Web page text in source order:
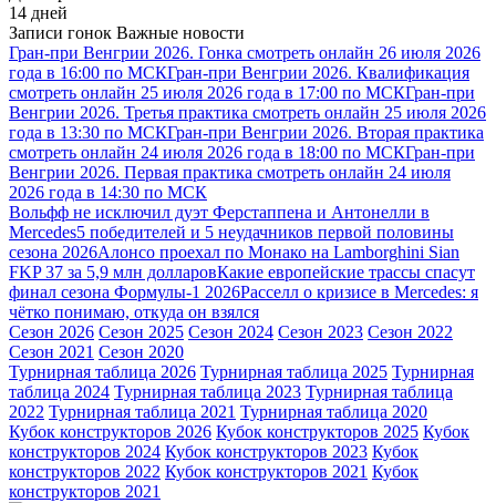
14 дней
Записи гонок Важные новости
Гран-при Венгрии 2026. Гонка смотреть онлайн 26 июля 2026
года в 16:00 по МСКГран-при Венгрии 2026. Квалификация
смотреть онлайн 25 июля 2026 года в 17:00 по МСКГран-при
Венгрии 2026. Третья практика смотреть онлайн 25 июля 2026
года в 13:30 по МСКГран-при Венгрии 2026. Вторая практика
смотреть онлайн 24 июля 2026 года в 18:00 по МСКГран-при
Венгрии 2026. Первая практика смотреть онлайн 24 июля
2026 года в 14:30 по МСК
Вольфф не исключил дуэт Ферстаппена и Антонелли в
Mercedes5 победителей и 5 неудачников первой половины
сезона 2026Алонсо проехал по Монако на Lamborghini Sian
FKP 37 за 5,9 млн долларовКакие европейские трассы спасут
финал сезона Формулы-1 2026Расселл о кризисе в Mercedes: я
чётко понимаю, откуда он взялся
Сезон 2026 Сезон 2025 Сезон 2024 Сезон 2023 Сезон 2022
Сезон 2021 Сезон 2020
Турнирная таблица 2026 Турнирная таблица 2025 Турнирная
таблица 2024 Турнирная таблица 2023 Турнирная таблица
2022 Турнирная таблица 2021 Турнирная таблица 2020
Кубок конструкторов 2026 Кубок конструкторов 2025 Кубок
конструкторов 2024 Кубок конструкторов 2023 Кубок
конструкторов 2022 Кубок конструкторов 2021 Кубок
конструкторов 2021